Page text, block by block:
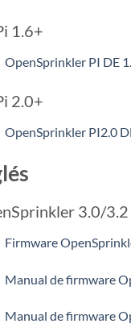
1.6+
OpenSprinkler PI DE
2.0+
OpenSprinkler PI2.0
3.0/3.2
Firmware
Manual de firmware
Manual de firmware